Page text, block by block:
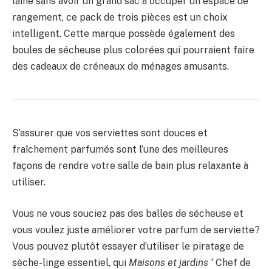
rangement, ce pack de trois pièces est un choix
intelligent. Cette marque possède également des
boules de sécheuse plus colorées qui pourraient faire
des cadeaux de créneaux de ménages amusants.
S’assurer que vos serviettes sont douces et
fraîchement parfumés sont l’une des meilleures
façons de rendre votre salle de bain plus relaxante à
utiliser.
Vous ne vous souciez pas des balles de sécheuse et
vous voulez juste améliorer votre parfum de serviette?
Vous pouvez plutôt essayer d’utiliser le piratage de
sèche-linge essentiel, qui Maisons et jardins ‘ Chef de